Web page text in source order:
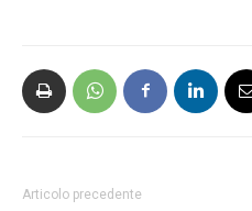
Articolo precedente